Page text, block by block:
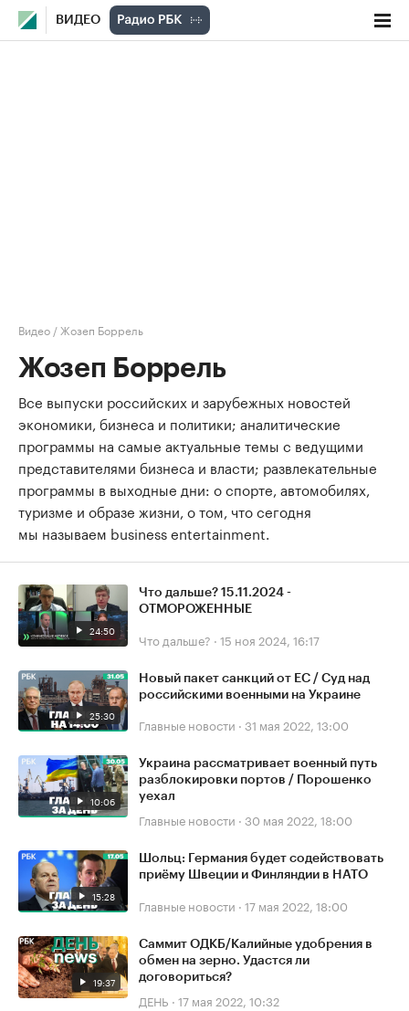
ВИДЕО
Видео /Жозеп Боррель
Жозеп Боррель
Все выпуски российских и зарубежных новостей
экономики, бизнеса и политики; аналитические
программы на самые актуальные темы с ведущими
представителями бизнеса и власти; развлекательные
программы в выходные дни: о спорте, автомобилях,
туризме и образе жизни, о том, что сегодня
мы называем business entertainment.
24:50
Что дальше? 15.11.2024 -
ОТМОРОЖЕННЫЕ
Что дальше? · 15 ноя 2024, 16:17
25:30
Новый пакет санкций от ЕС / Суд над
российскими военными на Украине
Главные новости · 31 мая 2022, 13:00
10:06
Украина рассматривает военный путь
разблокировки портов / Порошенко
уехал
Главные новости · 30 мая 2022, 18:00
15:28
Шольц: Германия будет содействовать
приёму Швеции и Финляндии в НАТО
Главные новости · 17 мая 2022, 18:00
19:37
Саммит ОДКБ/Калийные удобрения в
обмен на зерно. Удастся ли
договориться?
ДЕНЬ · 17 мая 2022, 10:32